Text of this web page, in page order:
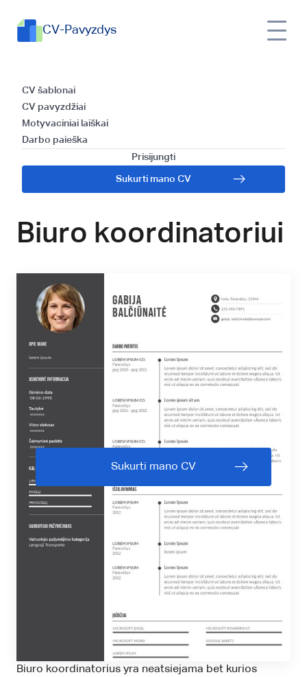
CV-Pavyzdys
CV šablonai
CV pavyzdžiai
Motyvaciniai laiškai
Darbo paieška
Prisijungti
Sukurti mano CV
CV šablono
naudojimas ir
efektyvaus CV
rašymo patarimai
Biuro koordinatoriui
Sukurti mano CV
Biuro koordinatorius yra neatsiejama bet kurios